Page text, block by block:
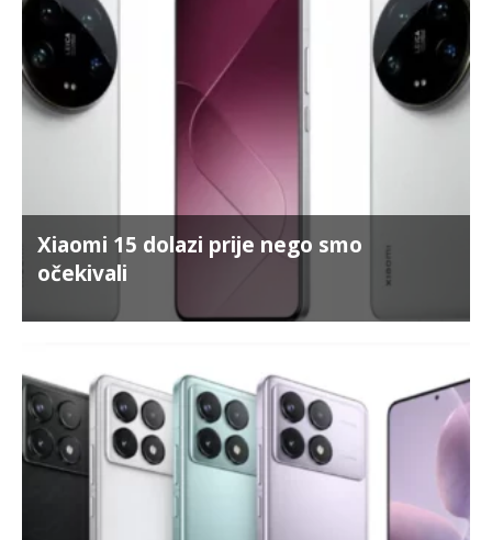
Xiaomi 15 dolazi prije nego smo
očekivali